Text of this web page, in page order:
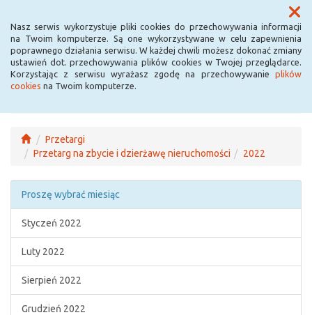
Nasz serwis wykorzystuje pliki cookies do przechowywania informacji
na Twoim komputerze. Są one wykorzystywane w celu zapewnienia
poprawnego działania serwisu. W każdej chwili możesz dokonać zmiany
ustawień dot. przechowywania plików cookies w Twojej przeglądarce.
Korzystając z serwisu wyrażasz zgodę na przechowywanie plików
cookies na Twoim komputerze.
Menu
Przetargi
Przetarg na zbycie i dzierżawę nieruchomości
2022
Proszę wybrać miesiąc
Styczeń 2022
Luty 2022
Sierpień 2022
Grudzień 2022